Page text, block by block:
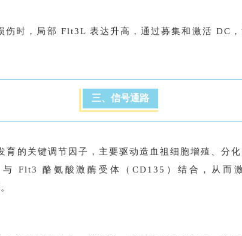
伤时，局部 Flt3L 表达升高，通过募集和激活 DC
三、信号通路
的关键调节因子，主要驱动造血祖细胞增殖、分
Flt3 酪氨酸激酶受体（CD135）结合，从而